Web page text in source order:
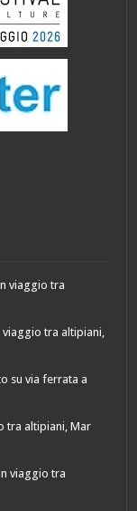
viaggio tra
viaggio tra altipiani,
su via ferrata a
tra altipiani, Mar
viaggio tra